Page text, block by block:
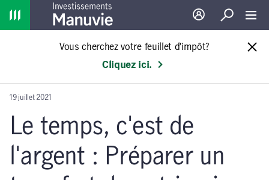
Home
Ouverture de
Recherche
Vous cherchez votre feuillet d’impôt?
Cliquez ici.
19 juillet 2021
Le temps, c'est de
l'argent : Préparer un